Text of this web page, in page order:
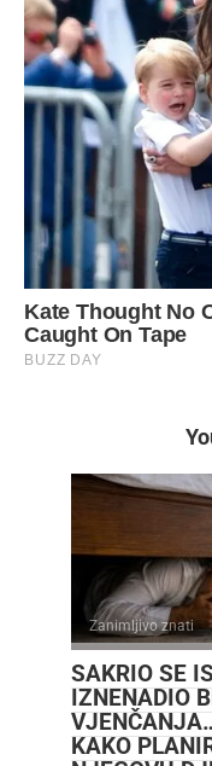
Zanimljivo znati
SAKRIO SE
IZNENADIO
KAKO